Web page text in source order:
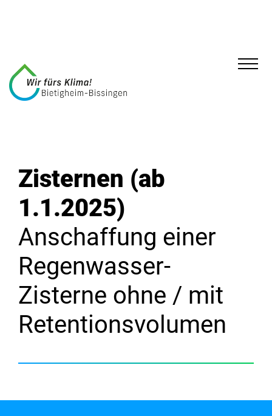
Zisternen (ab
1.1.2025)
Anschaffung einer
Regenwasser-
Zisterne ohne / mit
Retentionsvolumen